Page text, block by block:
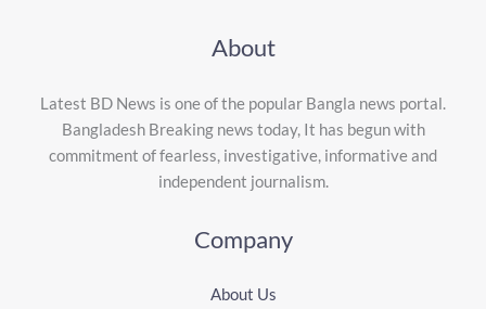
About
Latest BD News is one of the popular Bangla news portal.
Bangladesh Breaking news today, It has begun with
commitment of fearless, investigative, informative and
independent journalism.
Company
About Us